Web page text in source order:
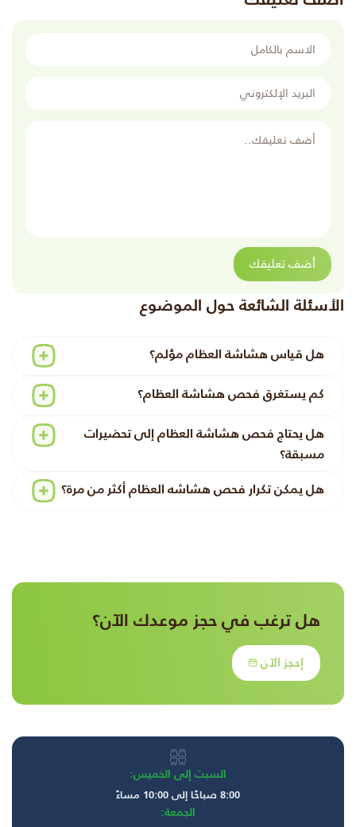
أضف تعليقك
الأسئلة الشائعة حول الموضوع
هل قياس هشاشة العظام مؤلم؟
كم يستغرق فحص هشاشة العظام؟
هل يحتاج فحص هشاشة العظام إلى تحضيرات
مسبقة؟
هل يمكن تكرار فحص هشاشه العظام أكثر من مرة؟
هل ترغب في حجز موعدك الآن؟
إحجز الآن
السبت إلى الخميس:
8:00 صباحًا إلى 10:00 مساءً
الجمعة: